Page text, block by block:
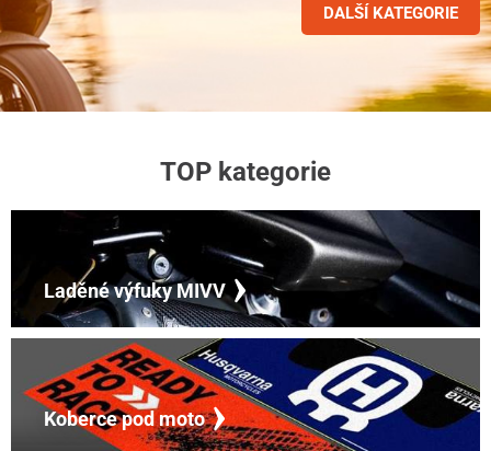
DALŠÍ KATEGORIE
TOP kategorie
Laděné výfuky MIVV
Koberce pod moto